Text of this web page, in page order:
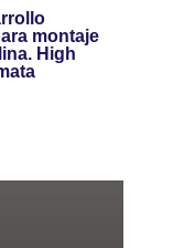
montaje
High